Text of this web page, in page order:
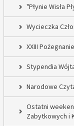
"Płynie Wisła
Wycieczka
XXIII
Stypendia
Narodowe
Ostatni
Zabytkowych i